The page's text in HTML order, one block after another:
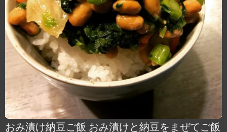
おみ漬け納豆ご飯 おみ漬けと納豆をまぜてご飯